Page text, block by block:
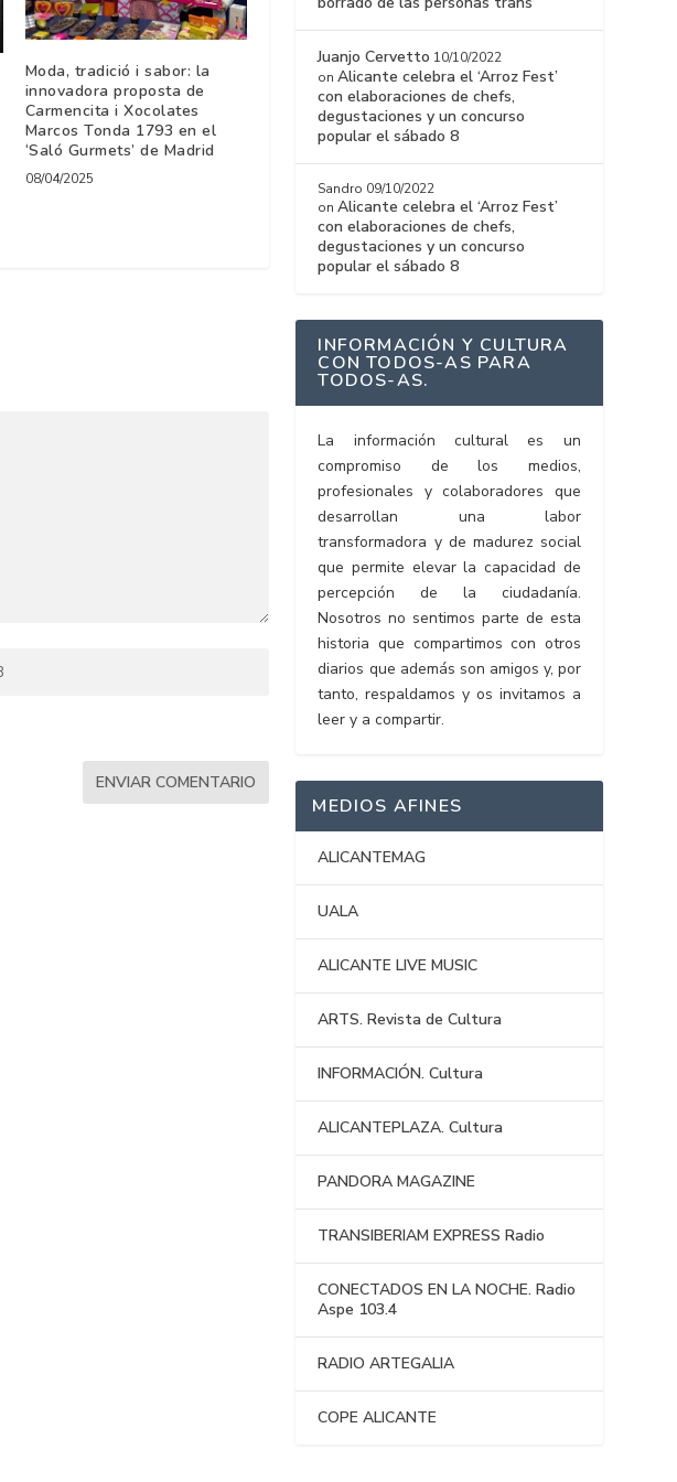
Moda, tradició i sabor: la
innovadora proposta de
Carmencita i Xocolates
Marcos Tonda 1793 en el
‘Saló Gurmets’ de Madrid
08/04/2025
Juanjo Cervetto 10/10/2022
onAlicante celebra el ‘Arroz Fest’
con elaboraciones de chefs,
degustaciones y un concurso
popular el sábado 8
Sandro 09/10/2022
onAlicante celebra el ‘Arroz Fest’
con elaboraciones de chefs,
degustaciones y un concurso
popular el sábado 8
INFORMACIÓN Y CULTURA
CON TODOS-AS PARA
TODOS-AS.
La información cultural es un
compromiso de los medios,
profesionales y colaboradores que
desarrollan una labor
transformadora y de madurez social
que permite elevar la capacidad de
percepción de la ciudadanía.
Nosotros no sentimos parte de esta
historia que compartimos con otros
diarios que además son amigos y, por
tanto, respaldamos y os invitamos a
leer y a compartir.
MEDIOS AFINES
ALICANTEMAG
UALA
ALICANTE LIVE MUSIC
ARTS. Revista de Cultura
INFORMACIÓN. Cultura
ALICANTEPLAZA. Cultura
PANDORA MAGAZINE
TRANSIBERIAM EXPRESS Radio
CONECTADOS EN LA NOCHE. Radio
Aspe 103.4
RADIO ARTEGALIA
COPE ALICANTE